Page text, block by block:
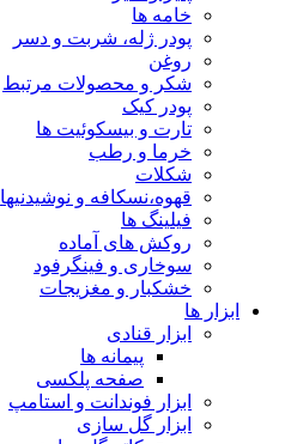
خامه ها
پودر ژله، شربت و دسر
روغن
شکر و محصولات مرتبط
پودر کیک
تارت و بیسکوئیت ها
خرما و رطب
شکلات
قهوه،نسکافه و نوشیدنیها
فیلینگ ها
روکش های آماده
سوخاری و فینگرفود
خشکبار و مغزیجات
ابزار ها
ابزار قنادی
پیمانه ها
صفحه پلکسی
ابزار فوندانت و استامپ
ابزار گل سازی